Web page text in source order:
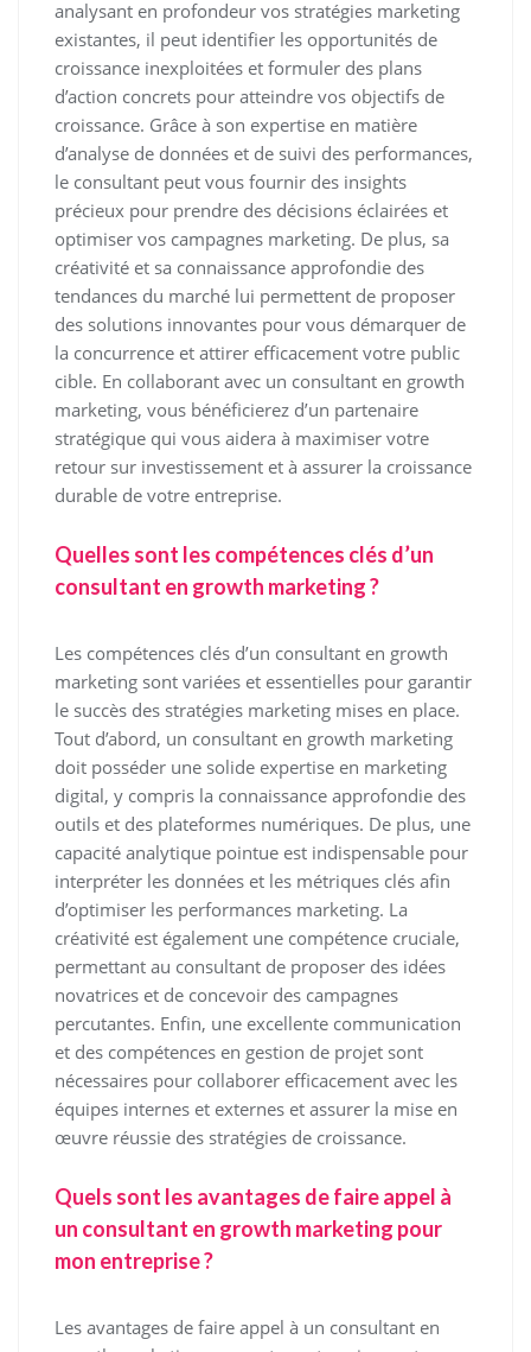
analysant en profondeur vos stratégies marketing
existantes, il peut identifier les opportunités de
croissance inexploitées et formuler des plans
d’action concrets pour atteindre vos objectifs de
croissance. Grâce à son expertise en matière
d’analyse de données et de suivi des performances,
le consultant peut vous fournir des insights
précieux pour prendre des décisions éclairées et
optimiser vos campagnes marketing. De plus, sa
créativité et sa connaissance approfondie des
tendances du marché lui permettent de proposer
des solutions innovantes pour vous démarquer de
la concurrence et attirer efficacement votre public
cible. En collaborant avec un consultant en growth
marketing, vous bénéficierez d’un partenaire
stratégique qui vous aidera à maximiser votre
retour sur investissement et à assurer la croissance
durable de votre entreprise.
Quelles sont les compétences clés d’un
consultant en growth marketing ?
Les compétences clés d’un consultant en growth
marketing sont variées et essentielles pour garantir
le succès des stratégies marketing mises en place.
Tout d’abord, un consultant en growth marketing
doit posséder une solide expertise en marketing
digital, y compris la connaissance approfondie des
outils et des plateformes numériques. De plus, une
capacité analytique pointue est indispensable pour
interpréter les données et les métriques clés afin
d’optimiser les performances marketing. La
créativité est également une compétence cruciale,
permettant au consultant de proposer des idées
novatrices et de concevoir des campagnes
percutantes. Enfin, une excellente communication
et des compétences en gestion de projet sont
nécessaires pour collaborer efficacement avec les
équipes internes et externes et assurer la mise en
œuvre réussie des stratégies de croissance.
Quels sont les avantages de faire appel à
un consultant en growth marketing pour
mon entreprise ?
Les avantages de faire appel à un consultant en